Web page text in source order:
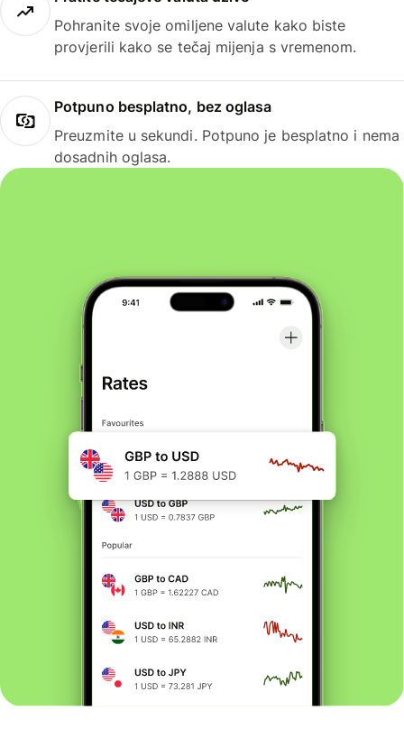
Pohranite svoje omiljene valute kako biste
provjerili kako se tečaj mijenja s vremenom.
Potpuno besplatno, bez oglasa
Preuzmite u sekundi. Potpuno je besplatno i nema
dosadnih oglasa.